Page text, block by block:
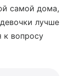
самой дома,
лучше
к вопросу